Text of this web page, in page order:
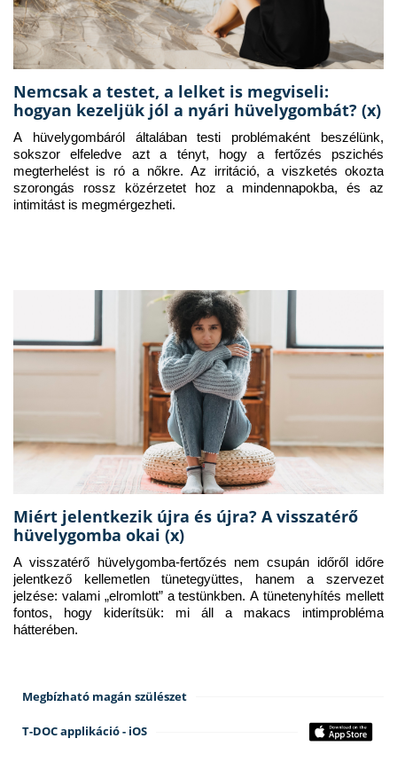
Nemcsak a testet, a lelket is megviseli:
hogyan kezeljük jól a nyári hüvelygombát? (x)
A hüvelygombáról általában testi problémaként beszélünk,
sokszor elfeledve azt a tényt, hogy a fertőzés pszichés
megterhelést is ró a nőkre. Az irritáció, a viszketés okozta
szorongás rossz közérzetet hoz a mindennapokba, és az
intimitást is megmérgezheti.
Miért jelentkezik újra és újra? A visszatérő
hüvelygomba okai (x)
A visszatérő hüvelygomba-fertőzés nem csupán időről időre
jelentkező kellemetlen tünetegyüttes, hanem a szervezet
jelzése: valami „elromlott” a testünkben. A tünetenyhítés mellett
fontos, hogy kiderítsük: mi áll a makacs intimprobléma
hátterében.
Megbízható magán szülészet
T-DOC applikáció - iOS